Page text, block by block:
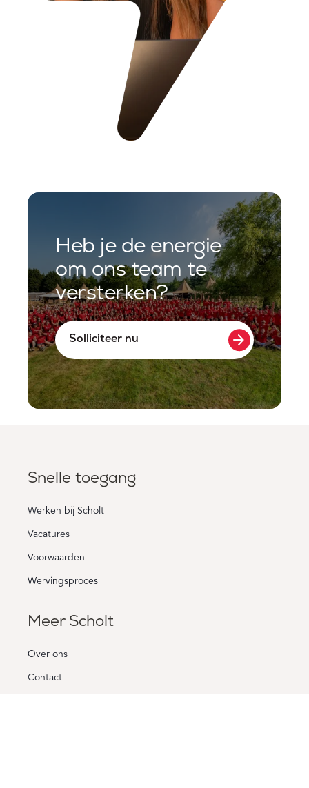
Heb je de energie
om ons team te
versterken?
Solliciteer nu arrow_forward
Snelle toegang
Werken bij Scholt
Vacatures
Voorwaarden
Wervingsproces
Meer Scholt
Over ons
Contact